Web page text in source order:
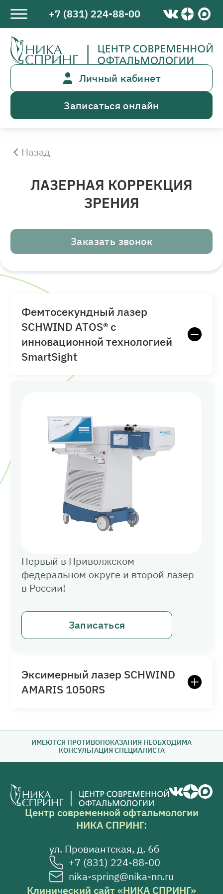
+7 (831) 224-88-00
Личный кабинет
Записаться онлайн
Назад
ЛАЗЕРНАЯ КОРРЕКЦИЯ
ЗРЕНИЯ
Заказать звонок
Фемтосекундный лазер
SCHWIND ATOS® с
инновационной технологией
SmartSight
Первый в Приволжском
федеральном округе и второй лазер
в России!
Записаться
Эксимерный лазер SCHWIND
AMARIS 1050RS
ИМЕЮТСЯ ПРОТИВОПОКАЗАНИЯ НЕОБХОДИМА
КОНСУЛЬТАЦИЯ СПЕЦИАЛИСТА
Центр современной офтальмологии
НИКА СПРИНГ:
ул. Провиантская, д. 6б
+7 (831) 224-88-00
nika-spring@nika-nn.ru
Клинический сайт «НИКА СПРИНГ»